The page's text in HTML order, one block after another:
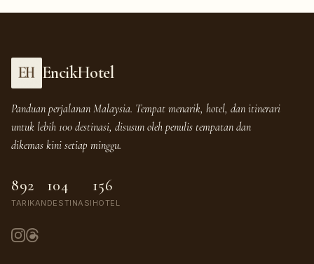
EncikHotel
Panduan perjalanan Malaysia. Tempat menarik, hotel, dan itinerari
untuk lebih 100 destinasi, disusun oleh penulis tempatan dan
dikemas kini setiap minggu.
892
TARIKAN
104
DESTINASI
156
HOTEL